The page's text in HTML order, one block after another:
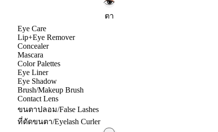
ตา
Eye Care
Lip+Eye Remover
Concealer
Mascara
Color Palettes
Eye Liner
Eye Shadow
Brush/Makeup Brush
Contact Lens
ขนตาปลอม/False Lashes
ที่ดัดขนตา/Eyelash Curler